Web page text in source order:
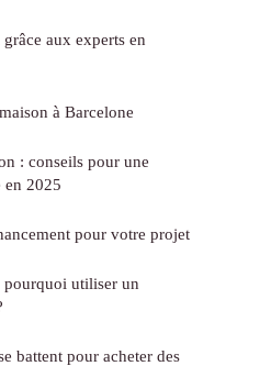
aux experts en
à Barcelone
: conseils pour une
en 2025
pour votre projet
utiliser un
battent pour acheter des